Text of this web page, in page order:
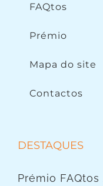
FAQtos
Prémio
Mapa do site
Contactos
DESTAQUES
Prémio